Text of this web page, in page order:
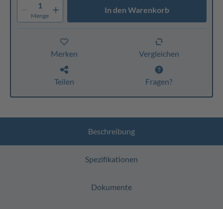
1
Menge
In den Warenkorb
Merken Vergleichen
Teilen Fragen?
Beschreibung
Spezifikationen
Dokumente